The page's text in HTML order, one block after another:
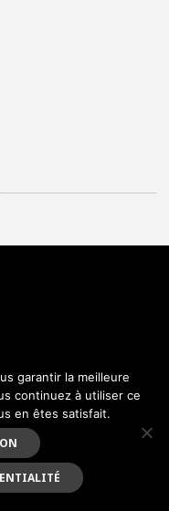
garantir la meilleure
continuez à utiliser ce
en êtes satisfait.